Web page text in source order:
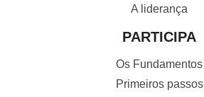
A liderança
PARTICIPA
Os Fundamentos
Primeiros passos